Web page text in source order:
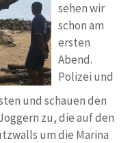
sehen wir
schon am
ersten
Abend.
Polizei und
und schauen den
zu, die auf den
um die Marina